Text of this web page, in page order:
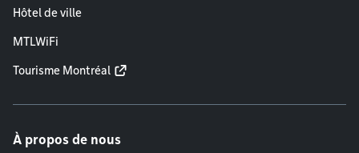
Hôtel de ville
MTLWiFi
Tourisme Montréal
À propos de nous